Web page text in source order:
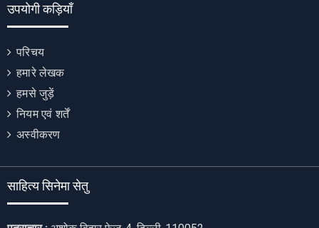
उपयोगी कड़ियाँ
परिचय
हमारे लेखक
हमसे जुड़ें
नियम एवं शर्तें
अस्वीकरण
साहित्य सिनेमा सेतु